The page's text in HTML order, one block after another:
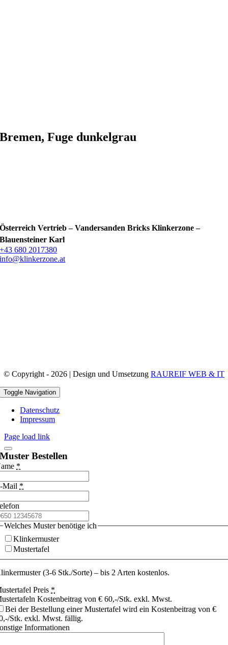
Bremen, Fuge dunkelgrau
Österreich Vertrieb – Vandersanden Bricks Klinkerzone –
Blauensteiner Karl
+43 680 2017380
info@klinkerzone.at
© Copyright - 2026 | Design und Umsetzung RAUREIF WEB & IT
Toggle Navigation
Datenschutz
Impressum
Page load link
Muster Bestellen
*
Mail *
Welches Muster benötige ich
Klinkermuster
Mustertafel
(3-6 Stk./Sorte) – bis 2 Arten kostenlos.
Preis *
Kostenbeitrag von € 60,-/Stk. exkl. Mwst.
Bei der Bestellung einer Mustertafel wird ein Kostenbeitrag von €
Stk. exkl. Mwst. fällig.
Informationen